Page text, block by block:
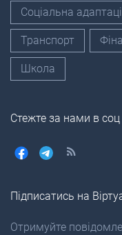
Соціальна
Транспорт
Школа
Стежте за нами в
Підписатись на
Отримуйте